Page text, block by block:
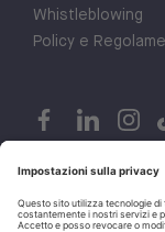
Whistleblowing
Policy e